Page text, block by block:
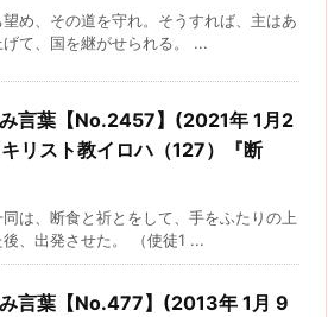
望め、その道を守れ。そうすれば、主はあ
げて、国を継がせられる。 ...
言葉【No.2457】(2021年 1月2
リスト教イロハ（127）『断
同は、断食と祈とをして、手をふたりの上
後、出発させた。 （使徒1 ...
言葉【No.477】(2013年 1月 9